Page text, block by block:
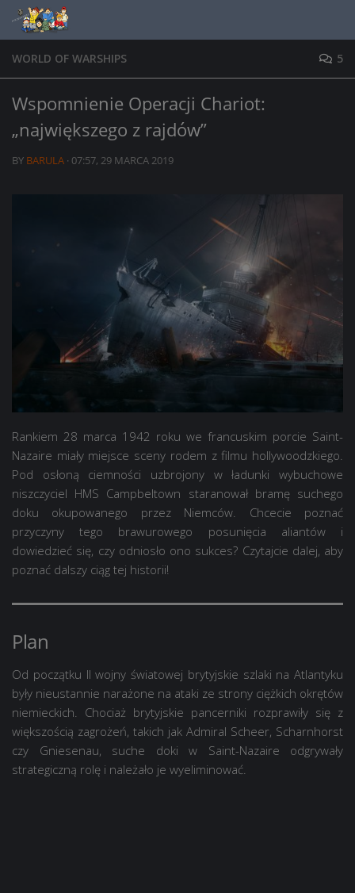
Skip to content
WORLD OF WARSHIPS 5
Wspomnienie Operacji Chariot:
„największego z rajdów”
BY BARULA · 07:57, 29 MARCA 2019
Rankiem 28 marca 1942 roku we francuskim porcie Saint-
Nazaire miały miejsce sceny rodem z filmu hollywoodzkiego.
Pod osłoną ciemności uzbrojony w ładunki wybuchowe
niszczyciel HMS Campbeltown staranował bramę suchego
doku okupowanego przez Niemców. Chcecie poznać
przyczyny tego brawurowego posunięcia aliantów i
dowiedzieć się, czy odniosło ono sukces? Czytajcie dalej, aby
poznać dalszy ciąg tej historii!
Plan
Od początku II wojny światowej brytyjskie szlaki na Atlantyku
były nieustannie narażone na ataki ze strony ciężkich okrętów
niemieckich. Chociaż brytyjskie pancerniki rozprawiły się z
większością zagrożeń, takich jak Admiral Scheer, Scharnhorst
czy Gniesenau, suche doki w Saint-Nazaire odgrywały
strategiczną rolę i należało je wyeliminować.